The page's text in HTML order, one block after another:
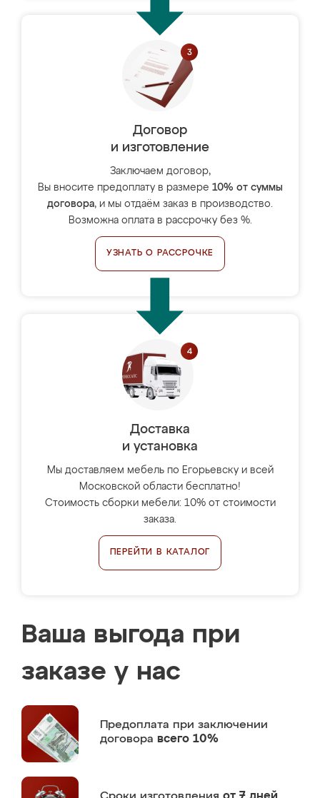
Договор
и изготовление
Заключаем договор,
Вы вносите предоплату в размере 10% от суммы
договора, и мы отдаём заказ в производство.
Возможна оплата в рассрочку без %.
УЗНАТЬ О РАССРОЧКЕ
Доставка
и установка
Мы доставляем мебель по Егорьевску и всей
Московской области бесплатно!
Стоимость сборки мебели: 10% от стоимости
заказа.
ПЕРЕЙТИ В КАТАЛОГ
Ваша выгода при
заказе у нас
Предоплата при заключении
договора всего 10%